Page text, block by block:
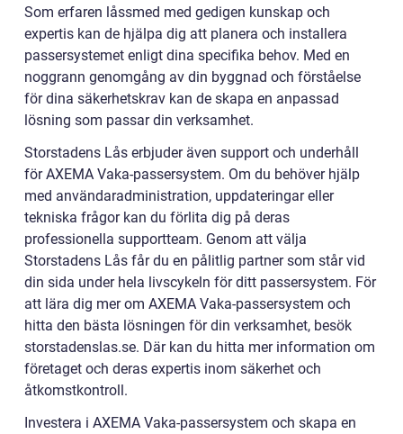
Som erfaren låssmed med gedigen kunskap och
expertis kan de hjälpa dig att planera och installera
passersystemet enligt dina specifika behov. Med en
noggrann genomgång av din byggnad och förståelse
för dina säkerhetskrav kan de skapa en anpassad
lösning som passar din verksamhet.
Storstadens Lås erbjuder även support och underhåll
för AXEMA Vaka-passersystem. Om du behöver hjälp
med användaradministration, uppdateringar eller
tekniska frågor kan du förlita dig på deras
professionella supportteam. Genom att välja
Storstadens Lås får du en pålitlig partner som står vid
din sida under hela livscykeln för ditt passersystem. För
att lära dig mer om AXEMA Vaka-passersystem och
hitta den bästa lösningen för din verksamhet, besök
storstadenslas.se. Där kan du hitta mer information om
företaget och deras expertis inom säkerhet och
åtkomstkontroll.
Investera i AXEMA Vaka-passersystem och skapa en